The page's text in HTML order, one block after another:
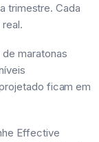
trimestre. Cada
de maratonas
ficam em
Effective